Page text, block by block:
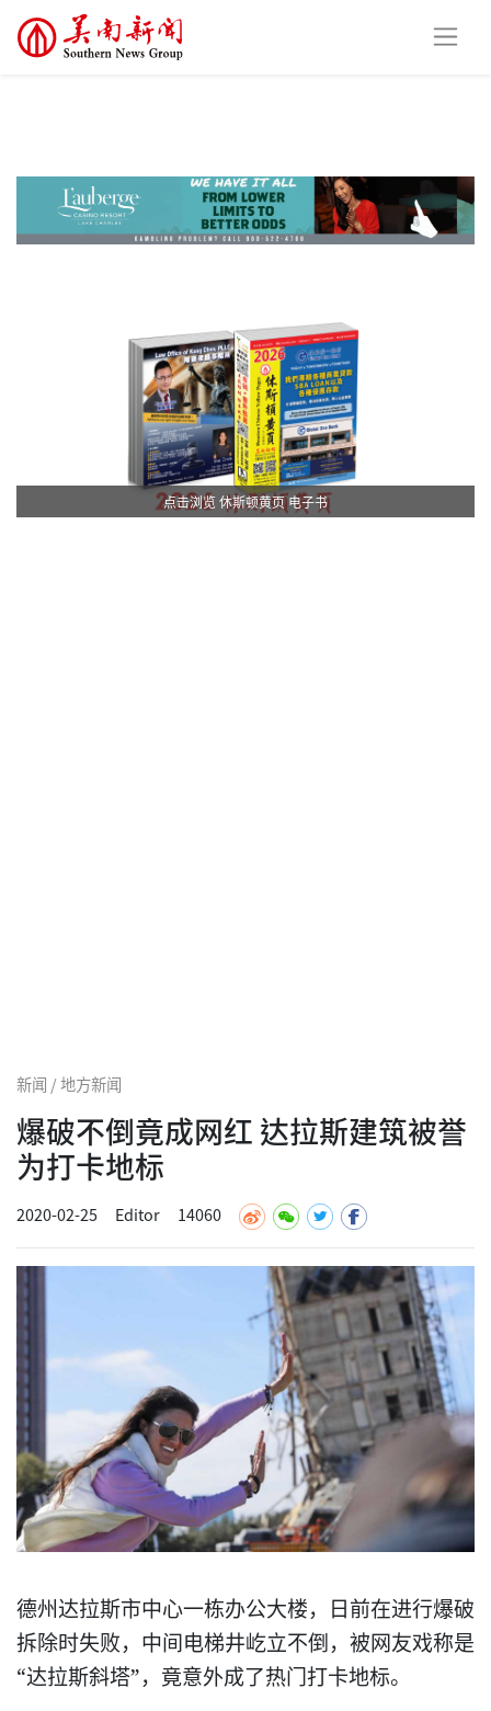
点击浏览 休斯顿黄页 电子书
新闻 / 地方新闻
爆破不倒竟成网红 达拉斯建筑被誉
为打卡地标
2020-02-25 Editor 14060
德州达拉斯市中心一栋办公大楼，日前在进行爆破
拆除时失败，中间电梯井屹立不倒，被网友戏称是
“达拉斯斜塔”，
竟意外成了热门打卡地标。